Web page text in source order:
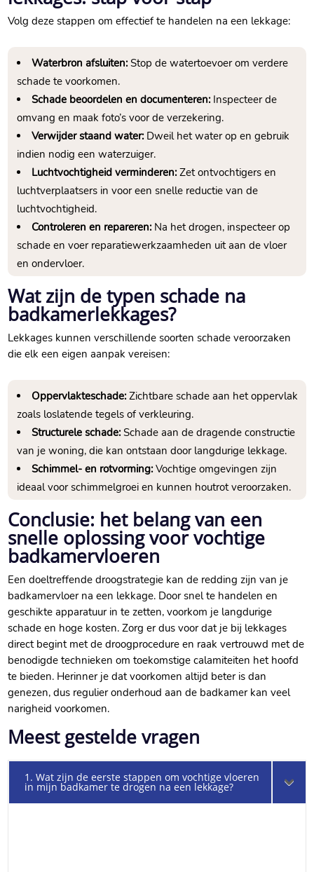
Volg deze stappen om effectief te handelen na een lekkage:
Waterbron afsluiten:Stop de watertoevoer om verdere
schade te voorkomen.​
Schade beoordelen en documenteren:Inspecteer de
omvang en maak foto’s voor de verzekering.​
Verwijder staand water:Dweil het water op en gebruik
indien nodig een waterzuiger.​
Luchtvochtigheid verminderen:Zet ontvochtigers en
luchtverplaatsers in voor een snelle reductie van de
luchtvochtigheid.​
Controleren en repareren:Na het drogen, inspecteer op
schade en voer reparatiewerkzaamheden uit aan de vloer
en ondervloer.​
Wat zijn de typen schade na
badkamerlekkages?
Lekkages kunnen verschillende soorten schade veroorzaken
die elk een eigen aanpak vereisen:
Oppervlakteschade:Zichtbare schade aan het oppervlak
zoals loslatende tegels of verkleuring.​
Structurele schade:Schade aan de dragende constructie
van je woning, die kan ontstaan door langdurige lekkage.​
Schimmel- en rotvorming:Vochtige omgevingen zijn
ideaal voor schimmelgroei en kunnen houtrot veroorzaken.​
Conclusie: het belang van een
snelle oplossing voor vochtige
badkamervloeren
Een doeltreffende droogstrategie kan de redding zijn van je
badkamervloer na een lekkage.​ Door snel te handelen en
geschikte apparatuur in te zetten, voorkom je langdurige
schade en hoge kosten.​ Zorg er dus voor dat je bij lekkages
direct begint met de droogprocedure en raak vertrouwd met de
benodigde technieken om toekomstige calamiteiten het hoofd
te bieden.​ Herinner je dat voorkomen altijd beter is dan
genezen, dus regulier onderhoud aan de badkamer kan veel
narigheid voorkomen.​
Meest gestelde vragen
1. Wat zijn de eerste stappen om vochtige vloeren
in mijn badkamer te drogen na een lekkage?